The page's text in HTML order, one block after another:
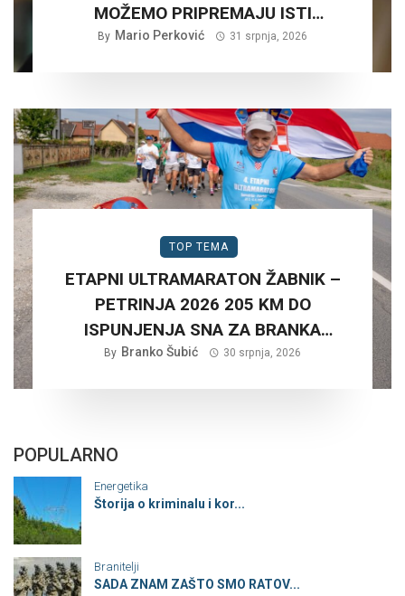
MOŽEMO PRIPREMAJU ISTI
SCENARIJ ZA HRVATSKU….
By Mario Perković 31 srpnja, 2026
TOP TEMA
ETAPNI ULTRAMARATON ŽABNIK –
PETRINJA 2026 205 KM DO
ISPUNJENJA SNA ZA BRANKA
ŠUBIĆA…
By Branko Šubić 30 srpnja, 2026
POPULARNO
Energetika
Štorija o kriminalu i kor...
Branitelji
SADA ZNAM ZAŠTO SMO RATOV...